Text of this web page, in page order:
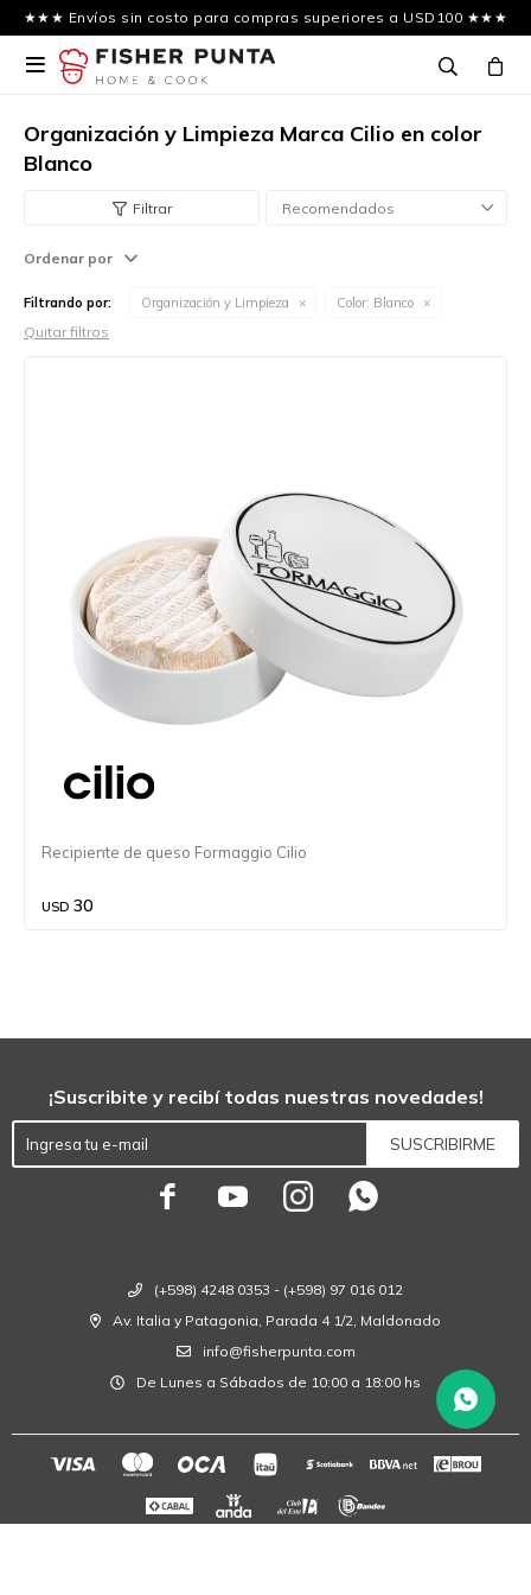
★★★ Envíos sin costo para compras superiores a USD100 ★★★

Organización y Limpieza Marca Cilio en color
Blanco
Recomendados
Ordenar por
Filtrando por: Organización y Limpieza Color: Blanco
Quitar filtros
Recipiente de queso Formaggio Cilio
USD 30
(+598) 4248 0353 - (+598) 97 016 012
Av. Italia y Patagonia, Parada 4 1/2, Maldonado
info@fisherpunta.com
De Lunes a Sábados de 10:00 a 18:00 hs
¡Suscribite y recibí todas nuestras novedades!
SUSCRIBIRME
   